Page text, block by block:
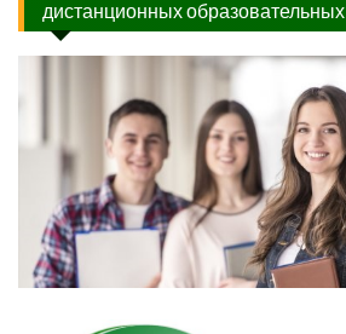
дистанционных образовательных